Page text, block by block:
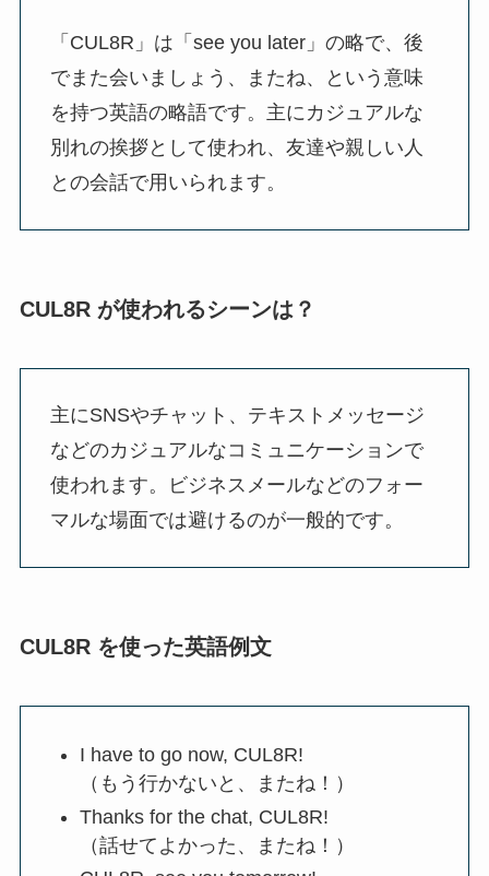
「CUL8R」は「see you later」の略で、後
でまた会いましょう、またね、という意味
を持つ英語の略語です。主にカジュアルな
別れの挨拶として使われ、友達や親しい人
との会話で用いられます。
CUL8R が使われるシーンは？
主にSNSやチャット、テキストメッセージ
などのカジュアルなコミュニケーションで
使われます。ビジネスメールなどのフォー
マルな場面では避けるのが一般的です。
CUL8R を使った英語例文
I have to go now, CUL8R!
（もう行かないと、またね！）
Thanks for the chat, CUL8R!
（話せてよかった、またね！）